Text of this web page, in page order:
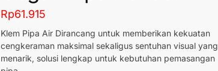
Rp61.915
Klem Pipa Air Dirancang untuk memberikan kekuatan
cengkeraman maksimal sekaligus sentuhan visual yang
menarik, solusi lengkap untuk kebutuhan pemasangan